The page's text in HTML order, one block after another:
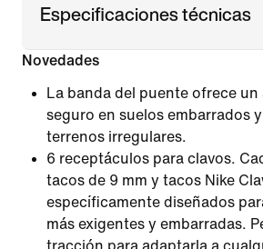
Especificaciones técnicas
Novedades
La banda del puente ofrece
seguro en suelos embarrados
terrenos irregulares.
6 receptáculos para clavos.
tacos de 9 mm y tacos Nike
específicamente diseñados
más exigentes y embarradas.
tracción para adaptarla a